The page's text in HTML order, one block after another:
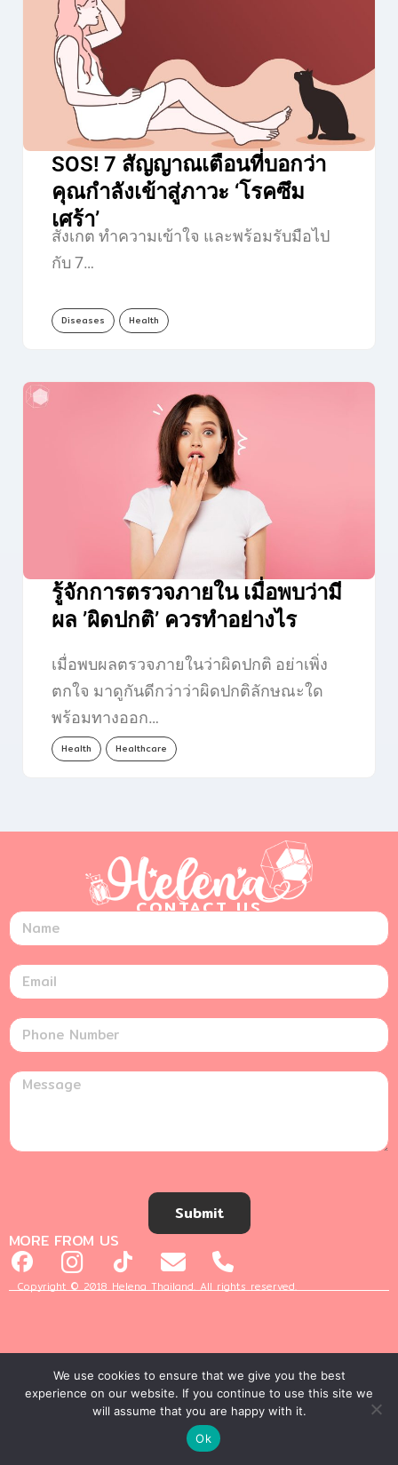
SOS! 7 สัญญาณเตือนที่บอกว่า
คุณกำลังเข้าสู่ภาวะ ‘โรคซึม
เศร้า’
สังเกต ทำความเข้าใจ และพร้อมรับมือไป
กับ 7…
Diseases Health
รู้จักการตรวจภายใน เมื่อพบว่ามี
ผล ’ผิดปกติ’ ควรทำอย่างไร
เมื่อพบผลตรวจภายในว่าผิดปกติ อย่าเพิ่ง
ตกใจ มาดูกันดีกว่าว่าผิดปกติลักษณะใด
พร้อมทางออก…
Health Healthcare
CONTACT US
Submit
MORE FROM US
Copyright © 2018 Helena Thailand. All rights reserved.
We use cookies to ensure that we give you the best
experience on our website. If you continue to use this site we
will assume that you are happy with it.
Ok